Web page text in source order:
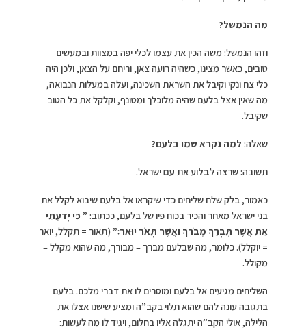
מה הנמשל?
וזהו הנמשל: משה הכין את עצמו לכלי יפה במצוות ובמעשים
טובים, כאשר מצינו, כשהיה רועה צאן, וריחם על הצאן, ולכן היה
כלי צח ונקי וקיבל את השראת השכינה, ועלה במעלות הנבואה,
מה שאין אצל בלעם שהיה מלוכלך ומטונף, וקלקל את כל הטוב
שקיבל.
שאלה: למה נקרא שמו בלעם?
תשובה: שרצה לבלוע את עםישראל.
כאמור, בלק שלח שליחים כדי שיקראו אל בלעם שיבוא לקלל את
בני ישראל מאחר והכיר בכוח פיו של בלעם, ככתוב: ” כִּי יָדַעְתִּי
אֵת אֲשֶׁר תְּבָרֵךְ מְבֹרָךְ וַאֲשֶׁר תָּאֹר יוּאָר׃” (תאור = תקלל, יואר
= יוקלל). כלומר, מה שבלעם מברך – מבורך, מה שהוא מקלל –
מקולל.
השליחים מגיעים אל בלעם ומוסרים לו את דברי מלכם. בלעם
בתגובה עונה להם שהוא תלוי בקב”ה ומציע שישנו אצלו את
הלילה, אולי הקב”ה יתגלה אליו בחלום, ויגיד לו מה לעשות: